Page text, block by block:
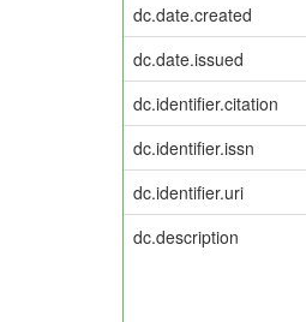
dc.date.created
dc.date.issued
dc.identifier.citation
dc.identifier.issn
dc.identifier.uri
dc.description